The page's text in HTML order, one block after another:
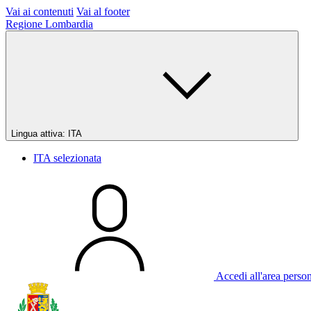
Vai ai contenuti Vai al footer
Regione Lombardia
Lingua attiva: ITA
ITA selezionata
Accedi all'area